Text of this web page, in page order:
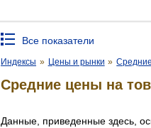
Все показатели
Индексы » Цены и рынки »
Средние цены на
Данные, приведенные здесь,